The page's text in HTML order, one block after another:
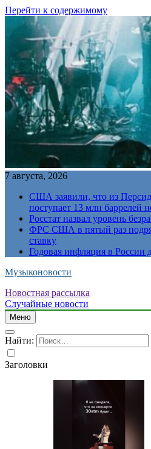
Перейти к содержимому
7 августа, 2026
США заявили, что из
поступает 13 млн баррелей
Росстат назвал уровень
ФРС США в пятый раз
ставку
Годовая инфляция в России
Музыконовости
Новостная рассылка
Случайные новости
Меню
Найти:
Заголовки